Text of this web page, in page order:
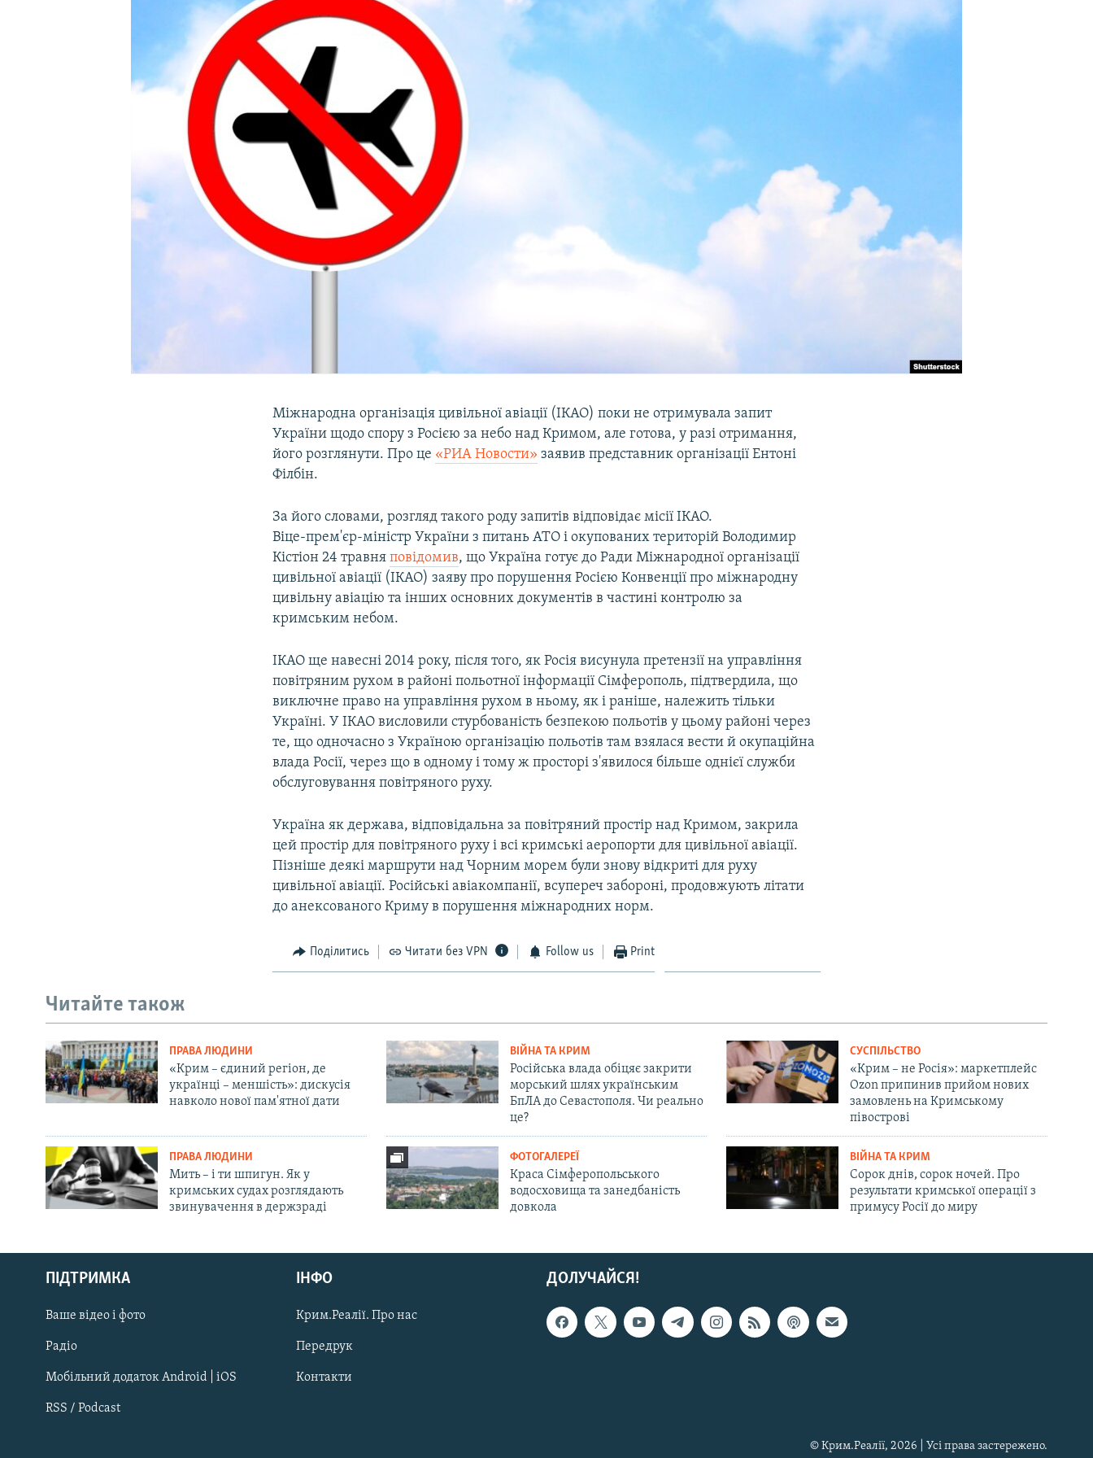
УКРАЇНСЬКА ПРОБЛЕМА КРИМУ
Русский
Qırımtatar
ДОЛУЧАЙСЯ!
Міжнародна організація цивільної авіації (ІКАО) поки не отримувала запит
України щодо спору з Росією за небо над Кримом, але готова, у разі отримання,
його розглянути. Про це «РИА Новости» заявив представник організації Ентоні
Філбін.
За його словами, розгляд такого роду запитів відповідає місії ІКАО.
Віце-прем'єр-міністр України з питань АТО і окупованих територій Володимир
Кістіон 24 травняповідомив, що Україна готує до Ради Міжнародної організації
цивільної авіації (ІКАО) заяву про порушення Росією Конвенції про міжнародну
цивільну авіацію та інших основних документів в частині контролю за
кримським небом.
ІКАО ще навесні 2014 року, після того, як Росія висунула претензії на управління
повітряним рухом в районі польотної інформації Сімферополь, підтвердила, що
виключне право на управління рухом в ньому, як і раніше, належить тільки
Україні. У ІКАО висловили стурбованість безпекою польотів у цьому районі через
те, що одночасно з Україною організацію польотів там взялася вести й окупаційна
влада Росії, через що в одному і тому ж просторі з'явилося більше однієї служби
обслуговування повітряного руху.
Україна як держава, відповідальна за повітряний простір над Кримом, закрила
цей простір для повітряного руху і всі кримські аеропорти для цивільної авіації.
Пізніше деякі маршрути над Чорним морем були знову відкриті для руху
цивільної авіації. Російські авіакомпанії, всупереч забороні, продовжують літати
до анексованого Криму в порушення міжнародних норм.
Поділитись Читати без VPN Follow us Print
Читайте також
ПРАВА ЛЮДИНИ
«Крим – єдиний регіон, де
українці – меншість»: дискусія
навколо нової пам'ятної дати
ВІЙНА ТА КРИМ
Російська влада обіцяє закрити
морський шлях українським
БпЛА до Севастополя. Чи реально
це?
СУСПІЛЬСТВО
«Крим – не Росія»: маркетплейс
Ozon припинив прийом нових
замовлень на Кримському
півострові
ПРАВА ЛЮДИНИ
Мить – і ти шпигун. Як у
кримських судах розглядають
звинувачення в держзраді
ФОТОГАЛЕРЕЇ
Краса Сімферопольського
водосховища та занедбаність
довкола
ВІЙНА ТА КРИМ
Сорок днів, сорок ночей. Про
результати кримської операції з
примусу Росії до миру
ДОЛУЧАЙСЯ!
ПІДТРИМКА
Ваше відео і фото
Радіо
Мобільний додаток Android | iOS
RSS / Podcast
ІНФО
Крим.Реалії. Про нас
Передрук
Контакти
© Крим.Реалії, 2026 | Усі права застережено.